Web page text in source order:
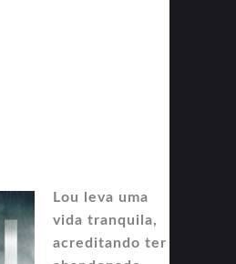
Lou leva uma
vida tranquila,
acreditando ter